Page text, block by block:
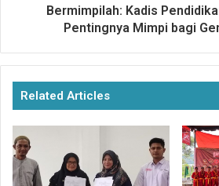
Bermimpilah: Kadis
Pentingnya Mimpi bagi
Related Articles